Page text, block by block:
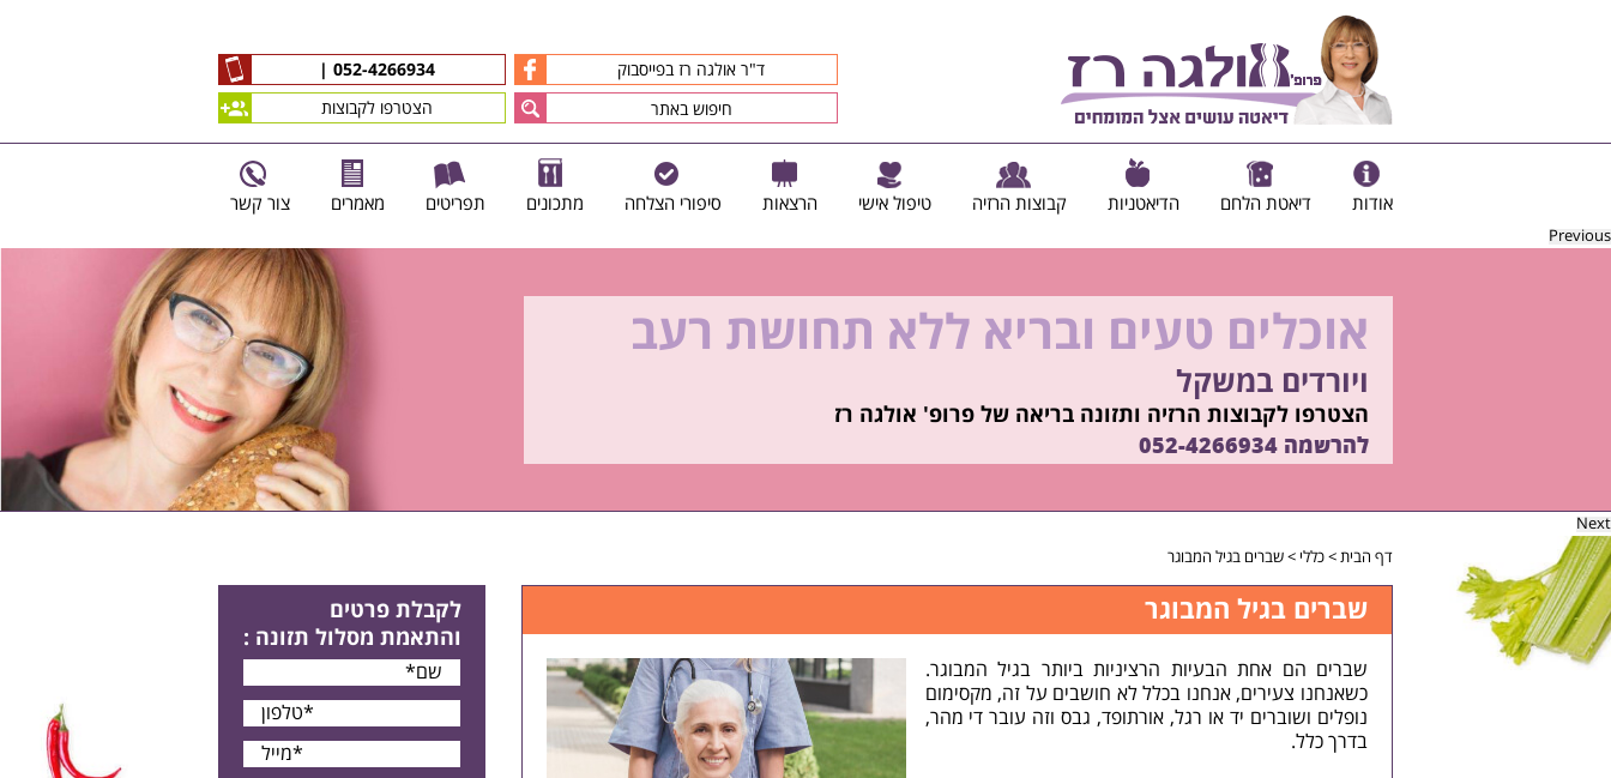
052-4266934
|
ד"ר אולגה רז בפייסבוק
הצטרפו לקבוצות
אודות דיאטת הלחם הדיאטניות קבוצות הרזיה טיפול אישי הרצאות סיפורי הצלחה מתכונים תפריטים מאמרים צור קשר
Previous
להיות מוכנות לקיץ הזה ולזה שאחריו!
בשיטת ד"ר אולגה רז
רוצים ללמוד איך?
התקשרו 052-4266934
אוכלים טעים ובריא ללא תחושת רעב
ויורדים במשקל
הצטרפו לקבוצות הרזיה ותזונה בריאה של פרופ' אולגה רז
להרשמה 052-4266934
Next
דף הבית>כללי >שברים בגיל המבוגר
שברים בגיל המבוגר
שברים הם אחת הבעיות הרציניות ביותר בגיל המבוגר.
כשאנחנו צעירים, אנחנו בכלל לא חושבים על זה, מקסימום
נופלים ושוברים יד או רגל, אורתופד, גבס וזה עובר די מהר,
בדרך כלל.
לקבלת פרטים
והתאמת מסלול תזונה :